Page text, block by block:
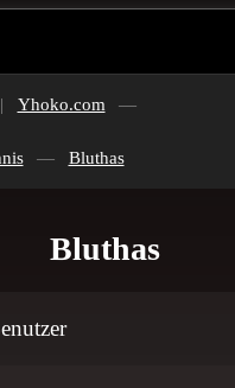
Yhoko.com —
— Bluthas
Bluthas